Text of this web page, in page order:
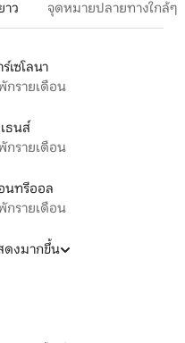
ว จุดหมายปลายทางใกล้ๆ
เซโลนา
กรายเดือน
เธนส์
กรายเดือน
นทรีออล
กรายเดือน
ดงมากขึ้น